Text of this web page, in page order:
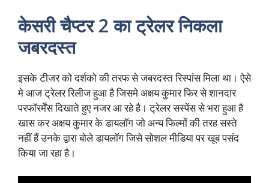
केसरी चैप्टर 2 का ट्रेलर निकला
जबरदस्त
इसके टीजर को दर्शको की तरफ से जबरदस्त रिस्पांस मिला था। ऐसे
मे आज ट्रेलर रिलीज हुआ है जिसमे अक्षय कुमार फिर से शानदार
परफॉरर्मेंस दिखाते हुए नजर आ रहे है। ट्रेलर सस्पेंस से भरा हुआ है
खास कर अक्षय कुमार के डायलॉग जो अन्य फिल्मों की तरह सस्ते
नहीं हैं उनके द्वारा बोले डायलॉग जिसे सोशल मीडिया पर खूब पसंद
किया जा रहा है।